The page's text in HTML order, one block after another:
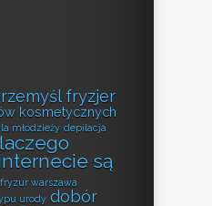
fryzjer
kosmetycznych
młodzieży depilacja
są
warszawa
urody dobór